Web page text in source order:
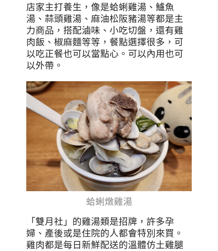
店家主打養生，像是蛤蜊雞湯、鱸魚
湯、蒜頭雞湯、麻油松阪豬湯等都是主
力商品，搭配滷味、小吃切盤，還有雞
肉飯、椒麻麵等等，餐點選擇很多，可
以吃正餐也可以當點心。可以內用也可
以外帶。
蛤蜊燉雞湯
「雙月社」的雞湯類是招牌，許多孕
婦、產後或是住院的人都會特別來買。
雞肉都是每日新鮮配送的溫體仿土雞腿